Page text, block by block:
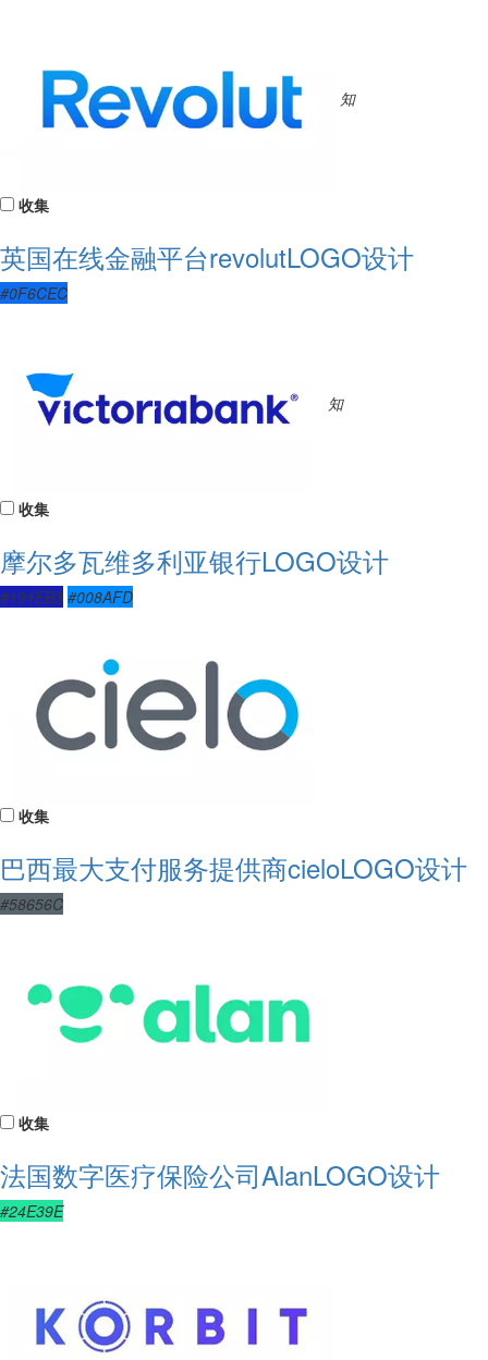
知
收集
英国在线金融平台revolutLOGO设计
#0F6CEC
知
收集
摩尔多瓦维多利亚银行LOGO设计
#191EB3 #008AFD
收集
巴西最大支付服务提供商cieloLOGO设计
#58656C
收集
法国数字医疗保险公司AlanLOGO设计
#24E39E